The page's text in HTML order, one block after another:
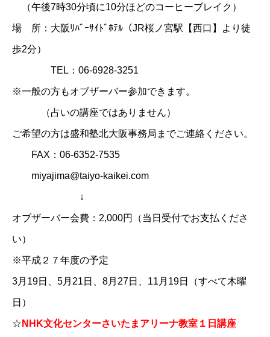
（午後7時30分頃に10分ほどのコーヒーブレイク）
場 所：大阪ﾘﾊﾞｰｻｲﾄﾞﾎﾃﾙ（JR桜ノ宮駅【西口】より徒
歩2分）
TEL：06-6928-3251
※一般の方もオブザーバー参加できます。
（占いの講座ではありません）
ご希望の方は盛和塾北大阪事務局までご連絡ください。
FAX：06-6352-7535
miyajima@taiyo-kaikei.com
↓
オブザーバー会費：2,000円（当日受付でお支払くださ
い）
※平成２７年度の予定
3月19日、5月21日、8月27日、11月19日（すべて木曜
日）
☆ NHK文化センターさいたまアリーナ教室１日講座